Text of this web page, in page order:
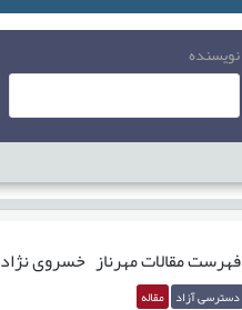
نویسنده
فهرست مقالاتمهرناز خسروی نژاد
دسترسی آزاد مقاله